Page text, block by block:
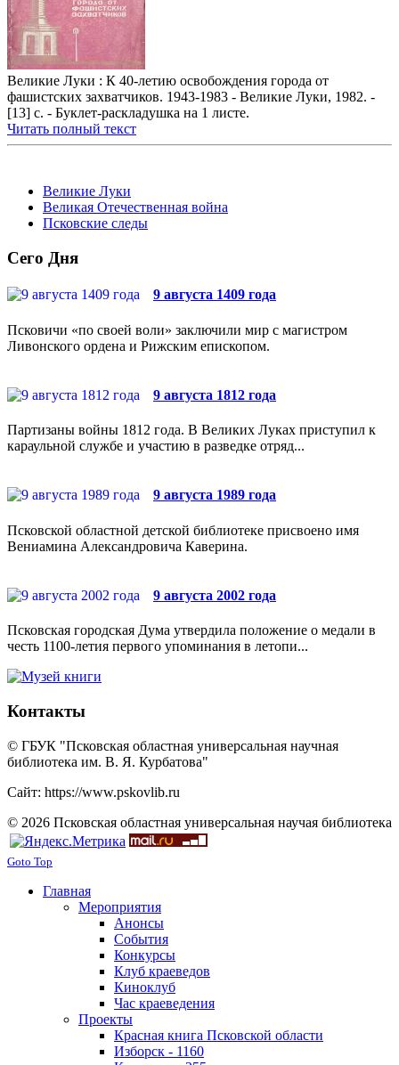
Великие Луки : К 40-летию освобождения города от
фашистских захватчиков. 1943-1983 - Великие Луки, 1982. -
[13] с. - Буклет-раскладушка на 1 листе.
Читать полный текст
Великие Луки
Великая Отечественная война
Псковские следы
Сего Дня
9 августа 1409 года
Псковичи «по своей воли» заключили мир с магистром
Ливонского ордена и Рижским епископом.
9 августа 1812 года
Партизаны войны 1812 года. В Великих Луках приступил к
караульной службе и участию в разведке отряд...
9 августа 1989 года
Псковской областной детской библиотеке присвоено имя
Вениамина Александровича Каверина.
9 августа 2002 года
Псковская городская Дума утвердила положение о медали в
честь 1100-летия первого упоминания в летопи...
Контакты
© ГБУК "Псковская областная универсальная научная
библиотека им. В. Я. Курбатова"
Сайт: https://www.pskovlib.ru
© 2026 Псковская областная универсальная научая библиотека
Goto Top
Главная
Мероприятия
Анонсы
События
Конкурсы
Клуб краеведов
Киноклуб
Час краеведения
Проекты
Красная книга Псковской области
Изборск - 1160